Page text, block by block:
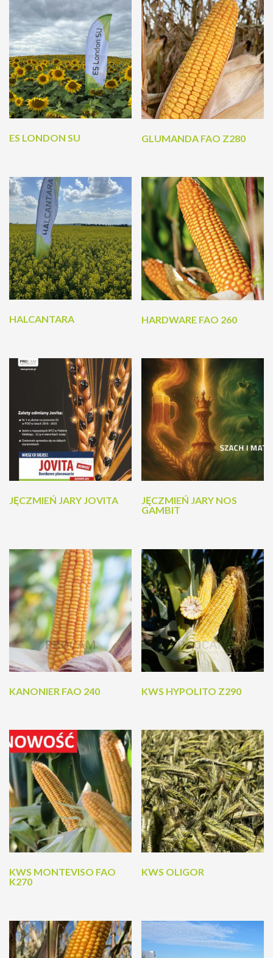
ES LONDON SU GLUMANDA FAO Z280
HALCANTARA HARDWARE FAO 260
JĘCZMIEŃ JARY JOVITA
JĘCZMIEŃ JARY NOS
GAMBIT
KANONIER FAO 240 KWS HYPOLITO Z290
KWS MONTEVISO FAO
K270
KWS OLIGOR